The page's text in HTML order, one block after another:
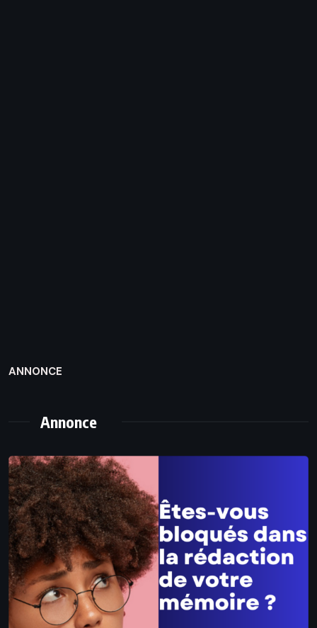
ANNONCE
Annonce